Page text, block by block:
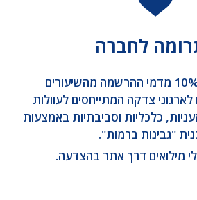
לחברה
1. אנו תורמים 10% מדמי ההרשמה מהשיעורים
לארגוני צדקה המתייחסים לעוולות
כלכליות וסביבתיות באמצעות
"גבינות ברמות".
מילואים דרך אתר בהצדעה.